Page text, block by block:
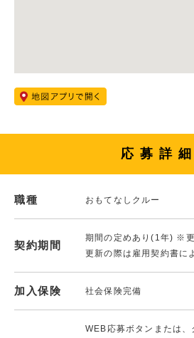
応募詳細
職種 おもてなしクルー
契約期間
期間の定めあり(1年) ※更
更新の際は雇用契約書に
加入保険 社会保険完備
WEB応募ボタンまたは